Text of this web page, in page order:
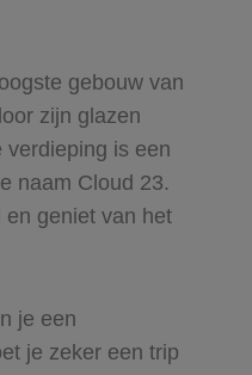
gebouw van
zijn glazen
verdieping is een
naam Cloud 23.
geniet van het
je een
je zeker een trip